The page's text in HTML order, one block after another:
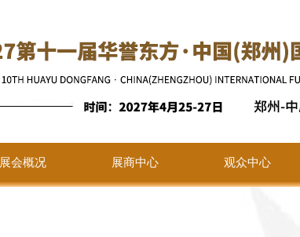
展会概况 展商中心 观众中心